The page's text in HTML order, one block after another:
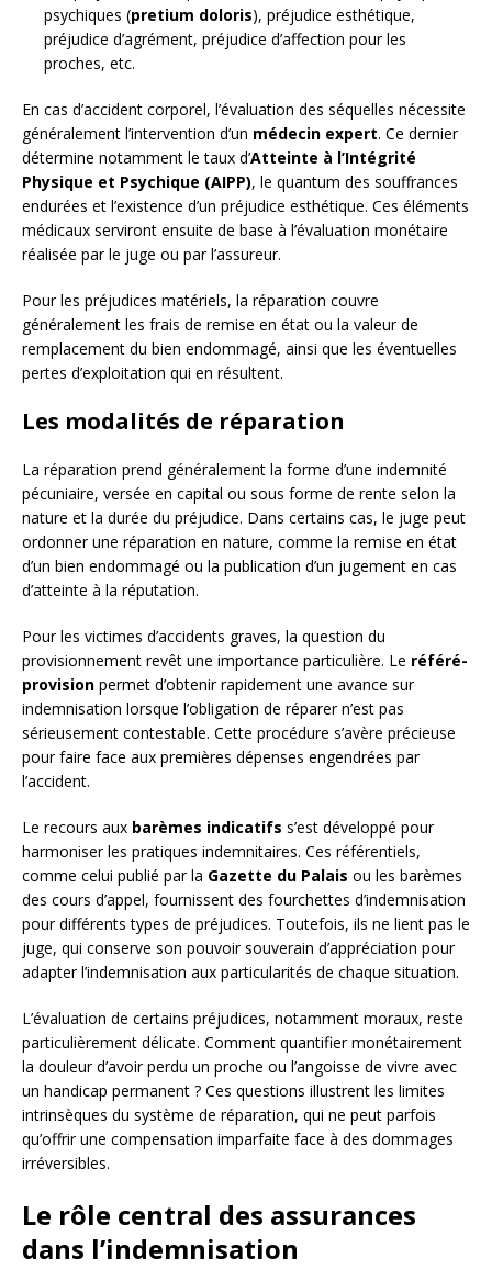
psychiques (pretium doloris), préjudice esthétique,
préjudice d’agrément, préjudice d’affection pour les
proches, etc.
En cas d’accident corporel, l’évaluation des séquelles nécessite
généralement l’intervention d’un médecin expert. Ce dernier
détermine notamment le taux d’Atteinte à l’Intégrité
Physique et Psychique (AIPP), le quantum des souffrances
endurées et l’existence d’un préjudice esthétique. Ces éléments
médicaux serviront ensuite de base à l’évaluation monétaire
réalisée par le juge ou par l’assureur.
Pour les préjudices matériels, la réparation couvre
généralement les frais de remise en état ou la valeur de
remplacement du bien endommagé, ainsi que les éventuelles
pertes d’exploitation qui en résultent.
Les modalités de réparation
La réparation prend généralement la forme d’une indemnité
pécuniaire, versée en capital ou sous forme de rente selon la
nature et la durée du préjudice. Dans certains cas, le juge peut
ordonner une réparation en nature, comme la remise en état
d’un bien endommagé ou la publication d’un jugement en cas
d’atteinte à la réputation.
Pour les victimes d’accidents graves, la question du
provisionnement revêt une importance particulière. Le référé-
provision permet d’obtenir rapidement une avance sur
indemnisation lorsque l’obligation de réparer n’est pas
sérieusement contestable. Cette procédure s’avère précieuse
pour faire face aux premières dépenses engendrées par
l’accident.
Le recours aux barèmes indicatifs s’est développé pour
harmoniser les pratiques indemnitaires. Ces référentiels,
comme celui publié par la Gazette du Palais ou les barèmes
des cours d’appel, fournissent des fourchettes d’indemnisation
pour différents types de préjudices. Toutefois, ils ne lient pas le
juge, qui conserve son pouvoir souverain d’appréciation pour
adapter l’indemnisation aux particularités de chaque situation.
L’évaluation de certains préjudices, notamment moraux, reste
particulièrement délicate. Comment quantifier monétairement
la douleur d’avoir perdu un proche ou l’angoisse de vivre avec
un handicap permanent ? Ces questions illustrent les limites
intrinsèques du système de réparation, qui ne peut parfois
qu’offrir une compensation imparfaite face à des dommages
irréversibles.
Le rôle central des assurances
dans l’indemnisation